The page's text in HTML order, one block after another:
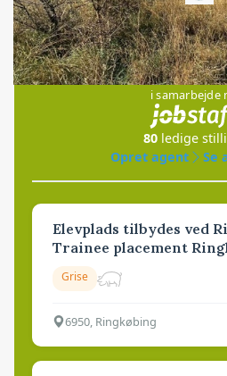
i samarbejde
80 ledige
Opret agent
Se
Elevplads tilbydes ved
Trainee placement
Grise
6950, Ringkøbing